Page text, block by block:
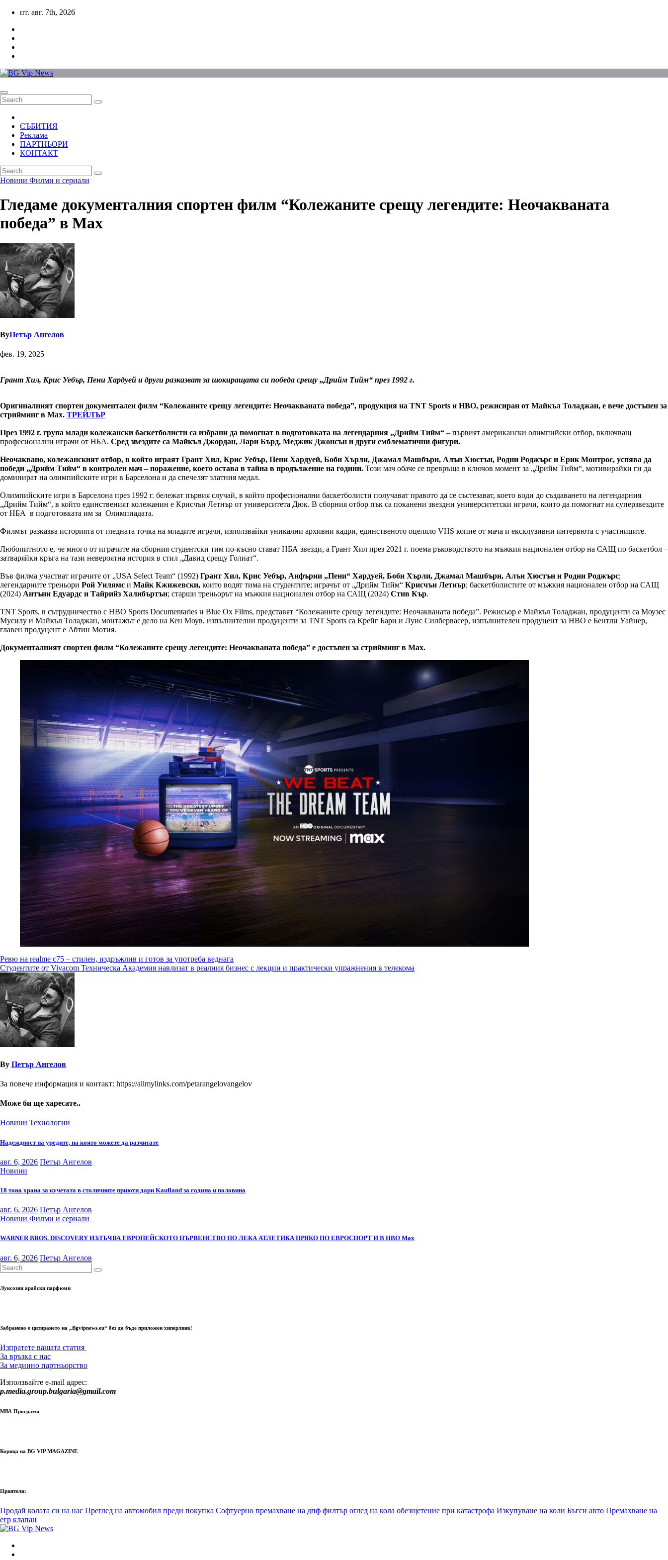
Skip
content
пт. авг. 7th, 2026
СЪБИТИЯ
Реклама
ПАРТНЬОРИ
КОНТАКТ
Новини Филми и сериали
Гледаме документалния спортен филм “Колежаните срещу легендите: Неочакваната
победа” в Max
ByПетър Ангелов
фев. 19, 2025
Грант Хил, Крис Уебър, Пени Хардуей и други разказват за шокиращата си победа срещу „Дрийм Тийм“ през 1992 г.
Оригиналният спортен документален филм “Колежаните срещу легендите: Неочакваната победа”, продукция на TNT Sports и HBO, режисиран от Майкъл Толаджан, е вече достъпен за
стрийминг в Max. ТРЕЙЛЪР
През 1992 г. група млади колежански баскетболисти са избрани да помогнат в подготовката на легендарния „Дрийм Тийм“ – първият американски олимпийски отбор, включващ
професионални играчи от НБА. Сред звездите са Майкъл Джордан, Лари Бърд, Меджик Джонсън и други емблематични фигури.
Неочаквано, колежанският отбор, в който играят Грант Хил, Крис Уебър, Пени Хардуей, Боби Хърли, Джамал Машбърн, Алън Хюстън, Родни Роджърс и Ерик Монтрос, успява да
победи „Дрийм Тийм“ в контролен мач – поражение, което остава в тайна в продължение на години. Този мач обаче се превръща в ключов момент за „Дрийм Тийм“, мотивирайки ги да
доминират на олимпийските игри в Барселона и да спечелят златния медал.
Олимпийските игри в Барселона през 1992 г. бележат първия случай, в който професионални баскетболисти получават правото да се състезават, което води до създаването на легендарния
„Дрийм Тийм“, в който единственият колежанин е Крисчън Летнър от университета Дюк. В сборния отбор пък са поканени звездни университетски играчи, които да помогнат на суперзвездите
от НБА в подготовката им за Олимпиадата.
Филмът разказва историята от гледната точка на младите играчи, използвайки уникални архивни кадри, единственото оцеляло VHS копие от мача и ексклузивни интервюта с участниците.
Любопитното е, че много от играчите на сборния студентски тим по-късно стават НБА звезди, а Грант Хил през 2021 г. поема ръководството на мъжкия национален отбор на САЩ по баскетбол –
затваряйки кръга на тази невероятна история в стил „Давид срещу Голиат“.
Във филма участват играчите от „USA Select Team“ (1992) Грант Хил, Крис Уебър, Анфърни „Пени“ Хардуей, Боби Хърли, Джамал Машбърн, Алън Хюстън и Родни Роджърс;
легендарните треньори Рой Уилямс и Майк Кжижевски, които водят тима на студентите; играчът от „Дрийм Тийм“ Крисчън Летнър; баскетболистите от мъжкия национален отбор на САЩ
(2024) Антъни Едуардс и Тайрийз Халибъртън; старши треньорът на мъжкия национален отбор на САЩ (2024) Стив Кър.
TNT Sports, в сътрудничество с HBO Sports Documentaries и Blue Ox Films, представят “Колежаните срещу легендите: Неочакваната победа”. Режисьор е Майкъл Толаджан, продуценти са Моузес
Мусилу и Майкъл Толаджан, монтажът е дело на Кен Моув, изпълнителни продуценти за TNT Sports са Крейг Бари и Луис Силбервасер, изпълнителен продуцент за HBO е Бентли Уайнер,
главен продуцент е Абтин Мотия.
Документалният спортен филм “Колежаните срещу легендите: Неочакваната победа” е достъпен за стрийминг в Max.
Навигация
Ревю на realme c75 – стилен, издръжлив и готов за употреба веднага
Студентите от Vivacom Техническа Академия навлизат в реалния бизнес с лекции и практически упражнения в телекома
By Петър Ангелов
За повече информация и контакт: https://allmylinks.com/petarangelovangelov
Може би ще харесате..
Новини Технологии
Надеждност на уредите, на която можете да разчитате
авг. 6, 2026 Петър Ангелов
Новини
18 тона храна за кучетата в столичните приюти дари Kaufland за година и половина
авг. 6, 2026 Петър Ангелов
Новини Филми и сериали
WARNER BROS. DISCOVERY ИЗЛЪЧВА ЕВРОПЕЙСКОТО ПЪРВЕНСТВО ПО ЛЕКА АТЛЕТИКА ПРЯКО ПО ЕВРОСПОРТ И В НВО Мах
авг. 6, 2026 Петър Ангелов
Луксозни арабски парфюми
Забранено е цитирането на „Bgvipnews.eu“ без да бъде приложен хиперлинк!
Изпратете вашата статия
За връзка с нас
За медиино партньорство
Използвайте e-mail адрес:
p.media.group.bulgaria@gmail.com
МВА Програми
Корица на BG VIP MAGAZINE
Приятели:
Продай колата си на нас Преглед на автомобил преди покупка Софтуерно премахване на дпф филтър оглед на кола обезщетение при катастрофа Изкупуване на коли Бъгси авто Премахване на
егр клапан